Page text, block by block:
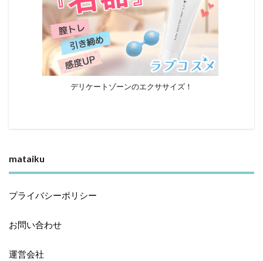
デリケートゾーンのエクササイズ！
mataiku
プライバシーポリシー
お問い合わせ
運営会社